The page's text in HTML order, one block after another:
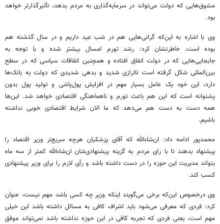
مشوق‌هایی که دولت می‌تواند در سرمایه‌گذاری به مردم بدهد، تأثیرگذارتر خواهد
بود.
وی با اشاره به این‌که گرانی‌هایی هم در شب عید داریم و در سال گذشته هم
بوده است، خاطرنشان کرد: رشد تورم امسال بیشتر شده و با توجه به
جابجایی‌هایی که در دولت اتفاق افتاده و همچنین اتفاقات سیاسی که در سطح
بین‌المللی شکل گرفته است ناترازی شدید و بدهی شدیدی که دولت به بانک‌ها
دارد، این خود یک عامل بسیار مهم در افزایش پول‌پاشی و تولید پول بدون
پشتوانه است که این هم باعث تورم و ناهماهنگی اقتصادی خواهد شد. این‌ها
همه دست به دست هم می‌دهد که ما الان شرایط اقتصادی خوبی نداشته
باشیم.
محمدپور ادامه داد: ان‌شاءالله که آقای پزشکیان هرچه سریع‌تر وزیر اقتصاد را
پیشنهاد بدهند تا با رای مردم به گزینه پیشنهادی‌شان ان‌شاءالله کمتر از سه ماه
بتواند مدیریت این حوزه را در دست داشته باشد و رأی لازم را برای وزیر پیشنهادی
کسب کند.
وی درخصوص این‌که برخی می‌گویند اینکه وزیر چه کسی باشد مهم نیست، عنوان
کرد: فردی که معرفی می‌شود باید اشراف کافی به مسائل داشته باشد این خیلی
مهم است، یعنی فردی که تجربه کافی در این حوزه نداشته باشد نمی‌تواند موفق